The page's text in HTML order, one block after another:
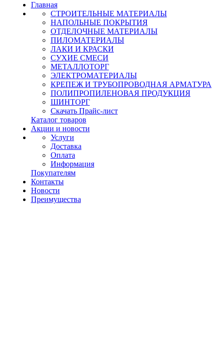
Главная
СТРОИТЕЛЬНЫЕ МАТЕРИАЛЫ
НАПОЛЬНЫЕ ПОКРЫТИЯ
ОТДЕЛОЧНЫЕ МАТЕРИАЛЫ
ПИЛОМАТЕРИАЛЫ
ЛАКИ И КРАСКИ
СУХИЕ СМЕСИ
МЕТАЛЛОТОРГ
ЭЛЕКТРОМАТЕРИАЛЫ
КРЕПЕЖ И ТРУБОПРОВОДНАЯ АРМАТУРА
ПОЛИПРОПИЛЕНОВАЯ ПРОДУКЦИЯ
ШИНТОРГ
Скачать Прайс-лист
Каталог товаров
Акции и новости
Услуги
Доставка
Оплата
Информация
Покупателям
Контакты
Новости
Преимущества